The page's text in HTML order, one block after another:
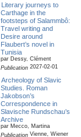
Literary journeys to
Carthage in the
footsteps of Salammbô:
Travel writing and
Desire around
Flaubert’s novel in
Tunisia
par Dessy, Clément
Publication2027-02-01
Archeology of Slavic
Studies. Roman
Jakobson’s
Correspondence in
Slavische Rundschau’s
Archive
par Mecco, Martina
PublicationVienne, Wiener